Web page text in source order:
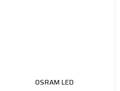
OSRAM LED